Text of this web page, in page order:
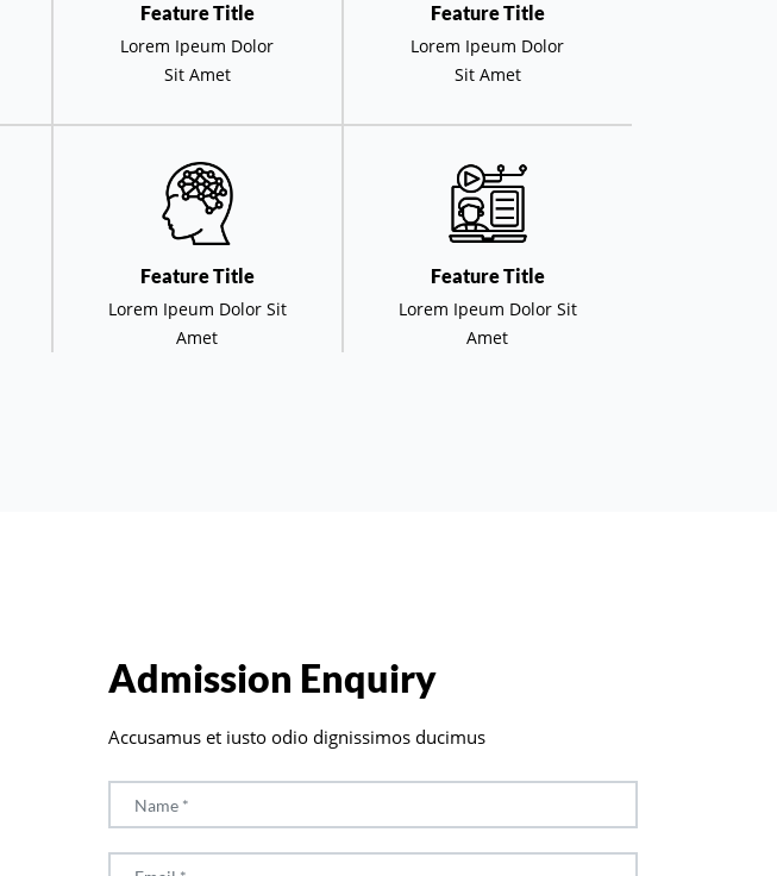
Feature Title
Lorem Ipeum Dolor
Sit Amet
Feature Title
Lorem Ipeum Dolor
Sit Amet
Feature Title
Lorem Ipeum Dolor Sit
Amet
Feature Title
Lorem Ipeum Dolor Sit
Amet
Admission Enquiry
Accusamus et iusto odio dignissimos ducimus